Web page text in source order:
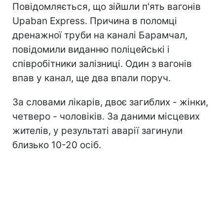
Повідомляється, що зійшли п'ять вагонів
Upaban Express. Причина в поломці
дренажної труби на каналі Барамчал,
повідомили виданню поліцейські і
співробітники залізниці. Один з вагонів
впав у канал, ще два впали поруч.
За словами лікарів, двоє загиблих - жінки,
четверо - чоловіків. За даними місцевих
жителів, у результаті аварії загинули
близько 10-20 осіб.